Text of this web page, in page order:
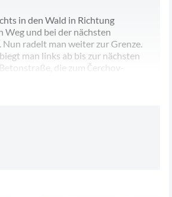
in den Wald in Richtung
und bei der nächsten
radelt man weiter zur Grenze.
man links ab bis zur nächsten
die zum Čerchov-
man die Hauptstraße und folgt der
Abfahrt biegen wir links ab, kurz